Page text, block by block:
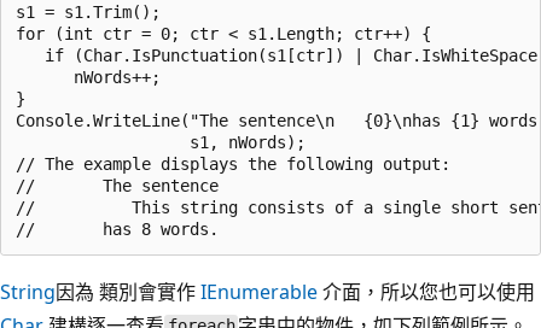
s1 = s1.Trim();
for (int ctr = 0; ctr < s1.Length; ctr++) {
if (Char.IsPunctuation(s1[ctr]) |
      nWords++;
}
Console.WriteLine("The sentence\n   {0}\nhas {1}
// The example displays the following output:
//       The sentence
//          This string consists of a single short
String因為 類別會實作IEnumerable介面，所以您也可以使用